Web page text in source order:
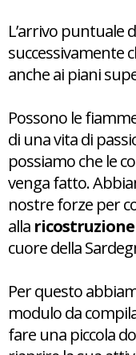
L’arrivo puntuale
successivamente
anche ai piani
Possono le
di una vita di
possiamo che le
venga fatto.
nostre forze per
alla ricostruzione
cuore della
Per questo
modulo da
fare una piccola